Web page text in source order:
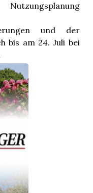
und der
bis am 24. Juli bei